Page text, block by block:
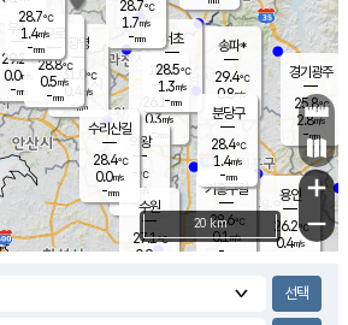
과천
26.1℃
0.3m/s
- mm
용인
26.2℃
0.4m/s
경기광주
25.8℃
2.8m/s
-mm
의왕
- ℃
m/s
mm
mm
광명
31.0
℃
0.4 m/s
-mm
부천
29.2℃
0.0m/s
-mm
구로
28.8℃
0.5m/s
-mm
송파*
29.4℃
0.8m/s
-mm
서초
28.5℃
1.3m/s
-mm
기흥구갈
28.6℃
0.1m/s
-
수리산길
28.4℃
0.0m/s
-mm
분당구
28.4℃
1.4m/s
-mm
28.7℃
1.4m/s
-mm
수원
27.1℃
0.9m/s
28.7℃
1.7m/s
-mm
+
−
20 km